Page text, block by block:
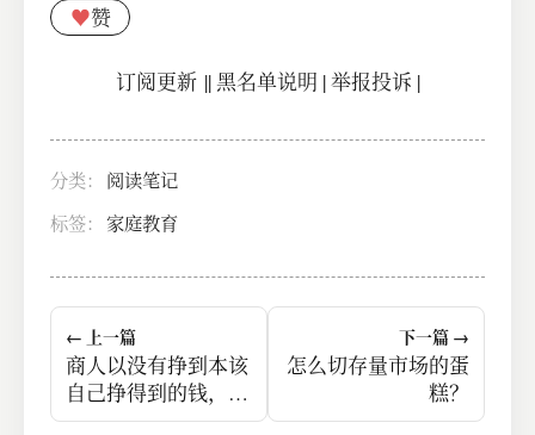
♥赞
订阅更新||黑名单说明 |举报投诉 |
分类：
阅读笔记
标签： 家庭教育
← 上一篇
商人以没有挣到本该
自己挣得到的钱，为
耻。
下一篇 →
怎么切存量市场的蛋
糕？